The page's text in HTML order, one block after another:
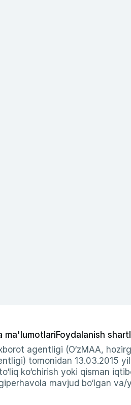
ma'lumotlariFoydalanish
agentligi (O‘zMAA,
tomonidan 13.03.2015
ko‘chirish yoki qisman
mavjud bo‘lgan